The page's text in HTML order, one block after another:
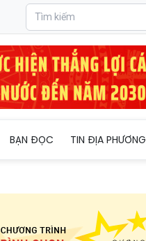
BẠN ĐỌC TIN ĐỊA PHƯƠNG